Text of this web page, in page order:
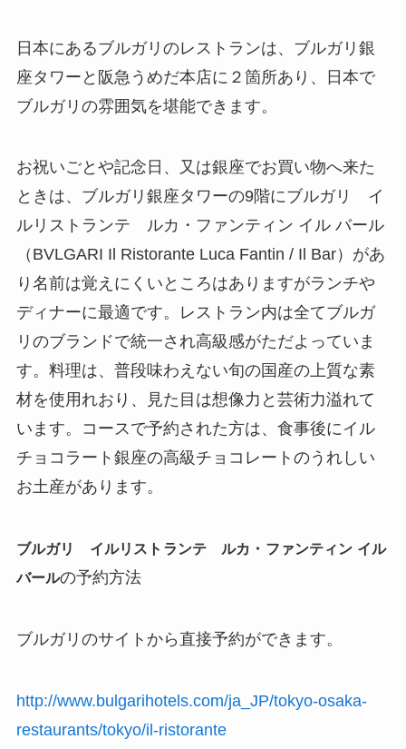
日本にあるブルガリのレストランは、ブルガリ銀
座タワーと阪急うめだ本店に２箇所あり、日本で
ブルガリの雰囲気を堪能できます。
お祝いごとや記念日、又は銀座でお買い物へ来た
ときは、ブルガリ銀座タワーの9階にブルガリ イ
ルリストランテ ルカ・ファンティン イル バール
（BVLGARI Il Ristorante Luca Fantin / Il Bar）があ
り名前は覚えにくいところはありますがランチや
ディナーに最適です。レストラン内は全てブルガ
リのブランドで統一され高級感がただよっていま
す。料理は、普段味わえない旬の国産の上質な素
材を使用れおり、見た目は想像力と芸術力溢れて
います。コースで予約された方は、食事後にイル
チョコラート銀座の高級チョコレートのうれしい
お土産があります。
ブルガリ イルリストランテ ルカ・ファンティン イル
バールの予約方法
ブルガリのサイトから直接予約ができます。
http://www.bulgarihotels.com/ja_JP/tokyo-osaka-
restaurants/tokyo/il-ristorante